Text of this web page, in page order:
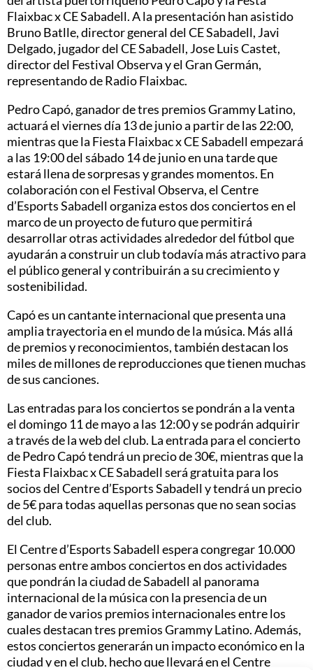
Flaixbac x CE Sabadell. A la presentación han asistido
Bruno Batlle, director general del CE Sabadell, Javi
Delgado, jugador del CE Sabadell, Jose Luis Castet,
director del Festival Observa y el Gran Germán,
representando de Radio Flaixbac.
Pedro Capó, ganador de tres premios Grammy Latino,
actuará el viernes día 13 de junio a partir de las 22:00,
mientras que la Fiesta Flaixbac x CE Sabadell empezará
a las 19:00 del sábado 14 de junio en una tarde que
estará llena de sorpresas y grandes momentos. En
colaboración con el Festival Observa, el Centre
d’Esports Sabadell organiza estos dos conciertos en el
marco de un proyecto de futuro que permitirá
desarrollar otras actividades alrededor del fútbol que
ayudarán a construir un club todavía más atractivo para
el público general y contribuirán a su crecimiento y
sostenibilidad.
Capó es un cantante internacional que presenta una
amplia trayectoria en el mundo de la música. Más allá
de premios y reconocimientos, también destacan los
miles de millones de reproducciones que tienen muchas
de sus canciones.
Las entradas para los conciertos se pondrán a la venta
el domingo 11 de mayo a las 12:00 y se podrán adquirir
a través de la web del club. La entrada para el concierto
de Pedro Capó tendrá un precio de 30€, mientras que la
Fiesta Flaixbac x CE Sabadell será gratuita para los
socios del Centre d’Esports Sabadell y tendrá un precio
de 5€ para todas aquellas personas que no sean socias
del club.
El Centre d’Esports Sabadell espera congregar 10.000
personas entre ambos conciertos en dos actividades
que pondrán la ciudad de Sabadell al panorama
internacional de la música con la presencia de un
ganador de varios premios internacionales entre los
cuales destacan tres premios Grammy Latino. Además,
estos conciertos generarán un impacto económico en la
ciudad y en el club, hecho que llevará en el Centre